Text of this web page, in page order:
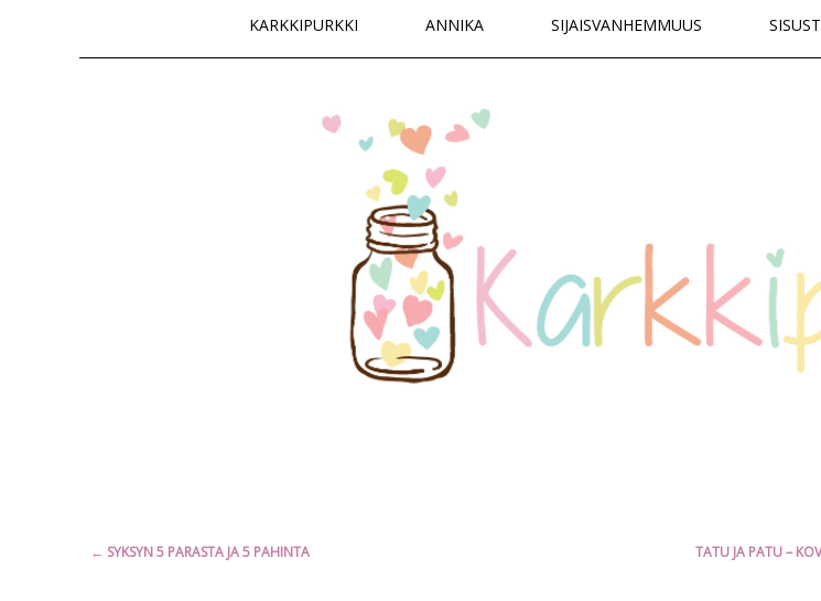
KARKKIPURKKI ANNIKA SIJAISVANHEMMUUS
Artikkelien
← SYKSYN 5 PARASTA JA 5 PAHINTA TATU JA PATU –